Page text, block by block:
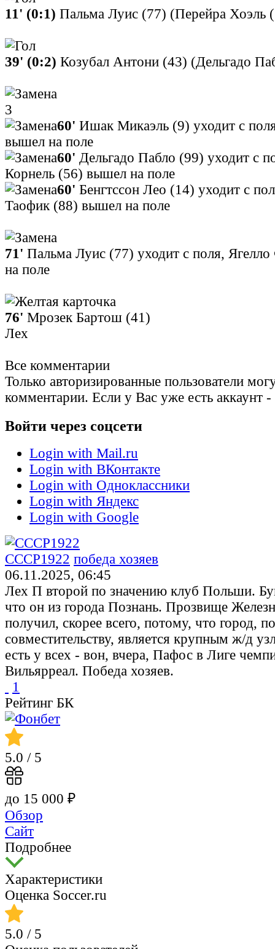
11' (0:1) Пальма Луис (77) (Перейра Хоэль
39' (0:2) Козубал Антони (43) (Дельгадо
3
60' Ишак Микаэль (9) уходит с
вышел на поле
60' Дельгадо Пабло (99) уходит с
Корнель (56) вышел на поле
60' Бенгтссон Лео (14) уходит с
Таофик (88) вышел на поле
71' Пальма Луис (77) уходит с поля,
на поле
76' Мрозек Бартош (41)
Лех
Все комментарии
Только авторизированные пользователи
комментарии. Если у Вас уже есть аккаунт -
Войти через соцсети
Login with Mail.ru
Login with ВКонтакте
Login with Одноклассники
Login with Яндекс
Login with Google
CCCP1922 победа хозяев
06.11.2025, 06:45
Лех П второй по значению клуб Польши.
что он из города Познань. Прозвище
получил, скорее всего, потому, что город, по
совместительству, является крупным ж/д
есть у всех - вон, вчера, Пафос в Лиге
Вильярреал. Победа хозяев.
1
Рейтинг БК
5.0 / 5
до 15 000 ₽
Обзор
Сайт
Подробнее
Характеристики
Оценка Soccer.ru
5.0 / 5